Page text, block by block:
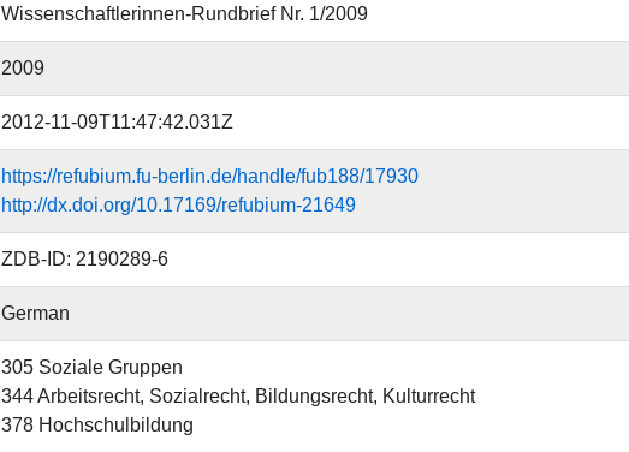
Wissenschaftlerinnen-Rundbrief Nr. 1/2009
2009
2012-11-09T11:47:42.031Z
https://refubium.fu-berlin.de/handle/fub188/17930
http://dx.doi.org/10.17169/refubium-21649
ZDB-ID: 2190289-6
German
305 Soziale Gruppen
344 Arbeitsrecht, Sozialrecht, Bildungsrecht, Kulturrecht
378 Hochschulbildung